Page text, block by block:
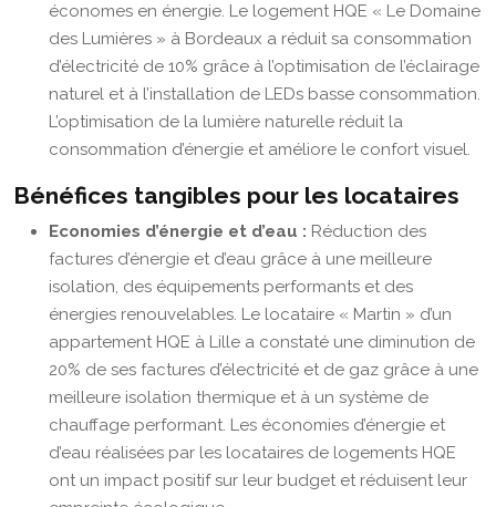
économes en énergie. Le logement HQE « Le Domaine
des Lumières » à Bordeaux a réduit sa consommation
d’électricité de 10% grâce à l’optimisation de l’éclairage
naturel et à l’installation de LEDs basse consommation.
L’optimisation de la lumière naturelle réduit la
consommation d’énergie et améliore le confort visuel.
Bénéfices tangibles pour les locataires
Economies d’énergie et d’eau : Réduction des
factures d’énergie et d’eau grâce à une meilleure
isolation, des équipements performants et des
énergies renouvelables. Le locataire « Martin » d’un
appartement HQE à Lille a constaté une diminution de
20% de ses factures d’électricité et de gaz grâce à une
meilleure isolation thermique et à un système de
chauffage performant. Les économies d’énergie et
d’eau réalisées par les locataires de logements HQE
ont un impact positif sur leur budget et réduisent leur